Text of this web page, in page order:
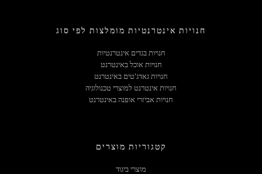
חנויות אינטרנטיות מומלצות לפי סוג
חנויות בגדים אינטרנטיות
חנויות אוכל באינטרנט
חנויות גאדג'טים באינטרנט
חנויות אינטרנט למוצרי טכנולוגיה
חנויות אביזרי אופנה באינטרנט
קטגוריות מוצרים
מוצרי ביגוד